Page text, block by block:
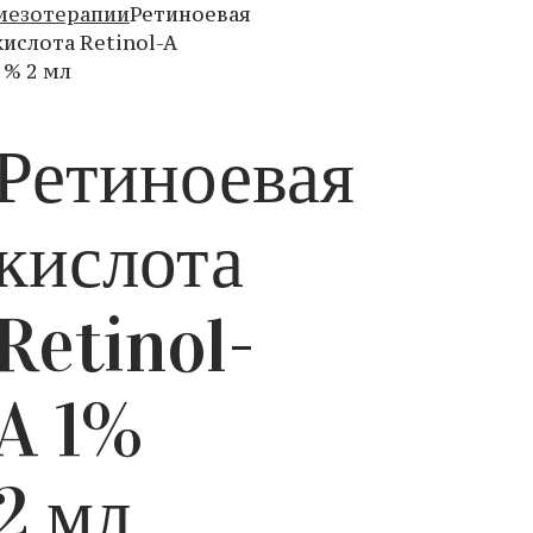
Ретиноевая
Retinol-A
2 мл
1%